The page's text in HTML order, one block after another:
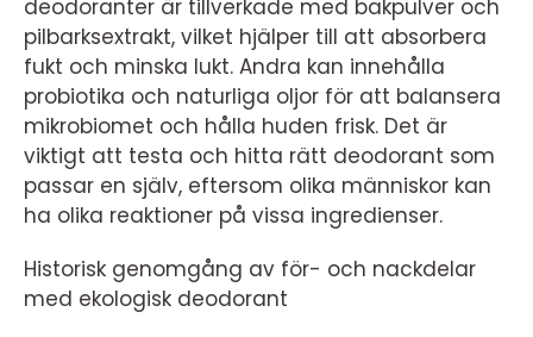
deodoranter är tillverkade med bakpulver och
pilbarksextrakt, vilket hjälper till att absorbera
fukt och minska lukt. Andra kan innehålla
probiotika och naturliga oljor för att balansera
mikrobiomet och hålla huden frisk. Det är
viktigt att testa och hitta rätt deodorant som
passar en själv, eftersom olika människor kan
ha olika reaktioner på vissa ingredienser.
Historisk genomgång av för- och nackdelar
med ekologisk deodorant